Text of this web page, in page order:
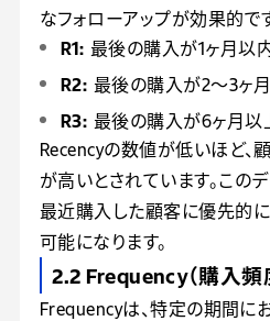
なフォローアップが効果的で
R1: 最後の購入が1ヶ月以
R2: 最後の購入が2〜3ヶ
R3: 最後の購入が6ヶ月以
Recencyの数値が低いほど、
が高いとされています。この
最近購入した顧客に優先的
可能になります。
2.2 Frequency（購入頻
Frequencyは、特定の期間に